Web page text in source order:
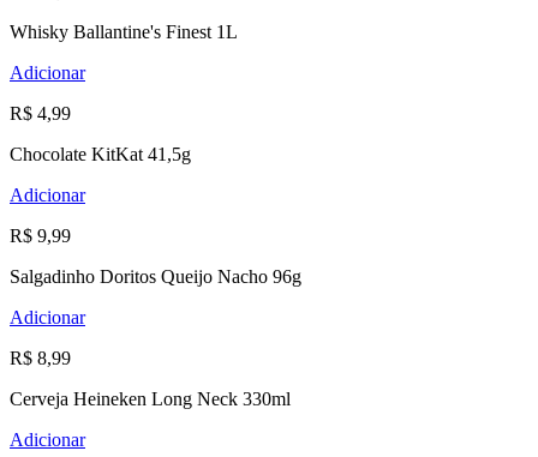
Whisky Ballantine's Finest 1L
Adicionar
R$ 4,99
Chocolate KitKat 41,5g
Adicionar
R$ 9,99
Salgadinho Doritos Queijo Nacho 96g
Adicionar
R$ 8,99
Cerveja Heineken Long Neck 330ml
Adicionar